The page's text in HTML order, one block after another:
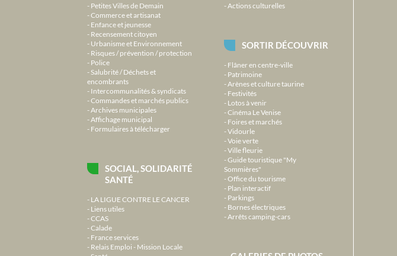
Petites Villes de Demain
Commerce et artisanat
Enfance et jeunesse
Recensement citoyen
Urbanisme et Environnement
Risques / prévention / protection
Police
Salubrité / Déchets et
encombrants
Intercommunalités & syndicats
Commandes et marchés publics
Archives municipales
Affichage municipal
Formulaires à télécharger
SOCIAL, SOLIDARITÉ
SANTÉ
LA LIGUE CONTRE LE CANCER
Liens utiles
CCAS
Calade
France services
Relais Emploi - Mission Locale
Actions culturelles
SORTIR DÉCOUVRIR
Flâner en centre-ville
Patrimoine
Arènes et culture taurine
Festivités
Lotos à venir
Cinéma Le Venise
Foires et marchés
Vidourle
Voie verte
Ville fleurie
Guide touristique "My
Sommières"
Office du tourisme
Plan interactif
Parkings
Bornes électriques
Arrêts camping-cars